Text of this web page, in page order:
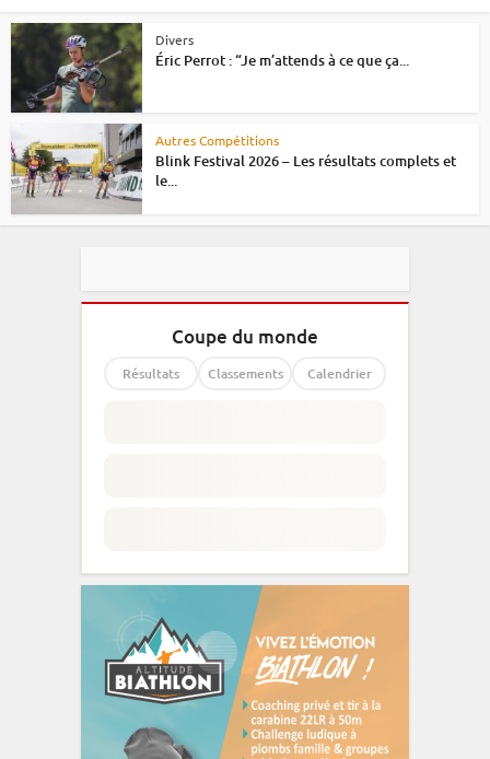
Divers
Éric Perrot : “Je m’attends à ce que ça...
Autres Compétitions
Blink Festival 2026 – Les résultats complets et
le...
Coupe du monde
Résultats Classements Calendrier